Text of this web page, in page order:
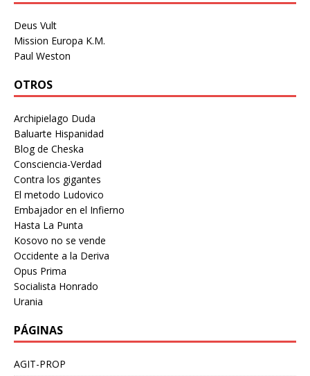
Deus Vult
Mission Europa K.M.
Paul Weston
OTROS
Archipielago Duda
Baluarte Hispanidad
Blog de Cheska
Consciencia-Verdad
Contra los gigantes
El metodo Ludovico
Embajador en el Infierno
Hasta La Punta
Kosovo no se vende
Occidente a la Deriva
Opus Prima
Socialista Honrado
Urania
PÁGINAS
AGIT-PROP